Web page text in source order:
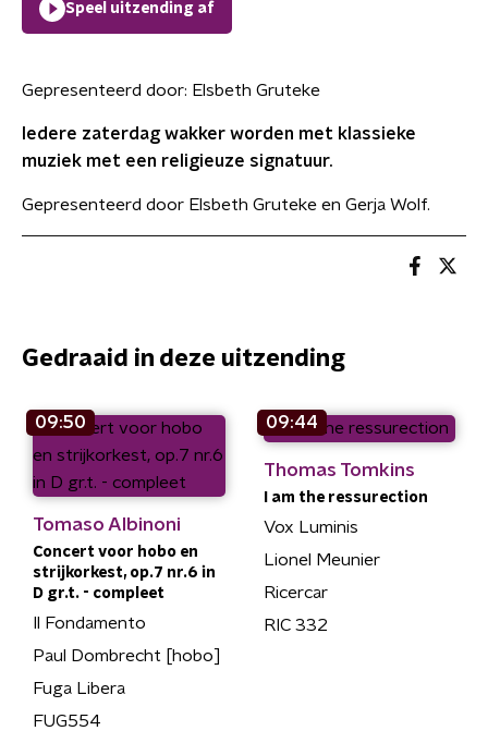
Speel uitzending af
Gepresenteerd door: Elsbeth Gruteke
Iedere zaterdag wakker worden met klassieke
muziek met een religieuze signatuur.
Gepresenteerd door Elsbeth Gruteke en Gerja Wolf.
Gedraaid in deze uitzending
09:50
Tomaso Albinoni
Concert voor hobo en
strijkorkest, op.7 nr.6 in
D gr.t. - compleet
Il Fondamento
Paul Dombrecht [hobo]
Fuga Libera
FUG554
09:44
Thomas Tomkins
I am the ressurection
Vox Luminis
Lionel Meunier
Ricercar
RIC 332